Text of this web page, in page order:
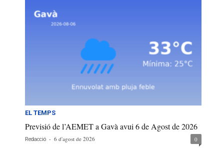
EL TEMPS
Previsió de l’AEMET a Gavà avui 6 de Agost de 2026
Redacció - 6 d'agost de 2026 0